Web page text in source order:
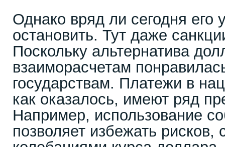
Однако вряд ли сегодня его
остановить. Тут даже
Поскольку альтернатива
взаиморасчетам
государствам. Платежи в
как оказалось, имеют ряд
Например, использование
позволяет избежать рисков,